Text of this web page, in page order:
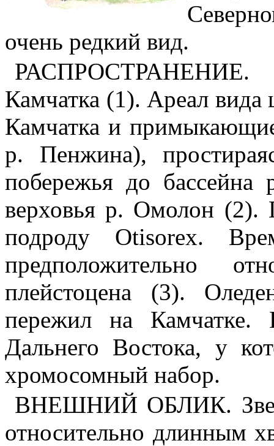
очень редкий вид.
РАСПРОСТРАНЕНИЕ.
Камчатка (1). Ареал вида
Камчатка и
р. Пенжина),
побережья до
верховья р. Омолон (2).
подроду Otisorex.
предположительно
плейстоцена (3).
пережил на Камчатке.
Дальнего Востока, у
хромосомный набор.
ВНЕШНИЙ ОБЛИК.
относительно длинным